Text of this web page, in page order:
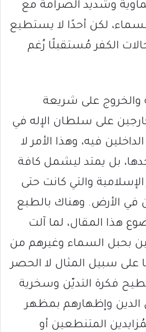
وشديد الصرامة مع
لكن أحدًا لا يستطيع
الكفر مُستقبلًا رُغم
والخروج على شريعة
على سلطان الإله في
فيه، وهذا الأمر لا
بل يمتد ليشمل كافة
والتي كانت حتى
في الأرض. وهناك بالطبع
هذا المقال، لما آلت
بحبل السماء وغيرهم من
على سبيل المثال لا الحصر
فكرة التديّن وسخرية
الدين وإظهارهم بمظهر
المتنطعين أو